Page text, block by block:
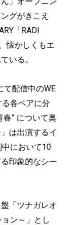
グがきこえ
「RADI
懐かしくもエ
いる。
て配信中のWE
各ペアに分
” について奥
は出演するイ
において10
印象的なシー
「ツナガレオ
ン～」とし